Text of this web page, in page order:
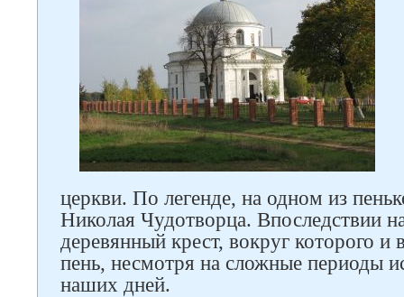
церкви. По легенде, на одном из
Николая Чудотворца. Впоследствии
деревянный крест, вокруг которого и
пень, несмотря на сложные периоды
наших дней.